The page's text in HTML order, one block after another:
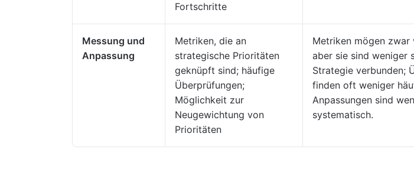
Fortschritte
Messung und
Anpassung
Metriken, die an
strategische Prioritäten
geknüpft sind; häufige
Überprüfungen;
Möglichkeit zur
Neugewichtung von
Prioritäten
Metriken mögen zwar
aber sie sind weniger
Strategie verbunden;
finden oft weniger
Anpassungen sind
systematisch.